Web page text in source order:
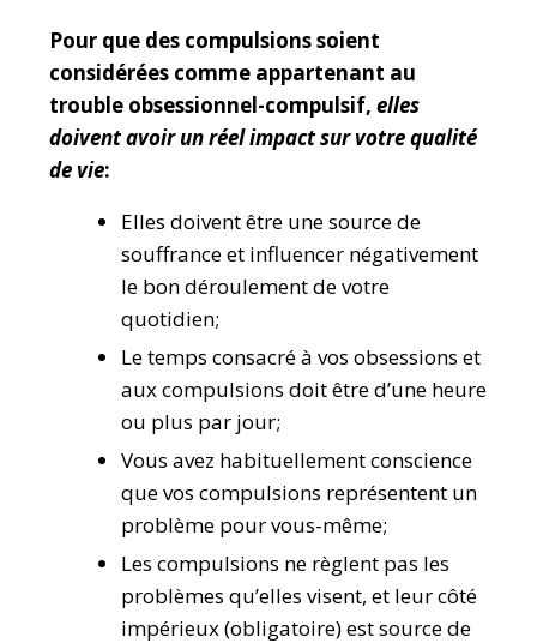
Pour que des compulsions soient
considérées comme appartenant au
trouble obsessionnel-compulsif, elles
doivent avoir un réel impact sur votre qualité
de vie:
Elles doivent être une source de
souffrance et influencer négativement
le bon déroulement de votre
quotidien;
Le temps consacré à vos obsessions et
aux compulsions doit être d’une heure
ou plus par jour;
Vous avez habituellement conscience
que vos compulsions représentent un
problème pour vous-même;
Les compulsions ne règlent pas les
problèmes qu’elles visent, et leur côté
impérieux (obligatoire) est source de